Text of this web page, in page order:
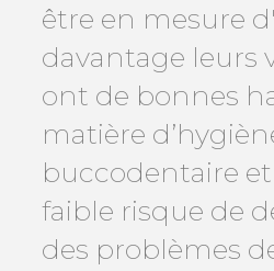
être en mesure
davantage leurs
ont de bonnes
matière
buccodentaire
faible risque de
des problèmes